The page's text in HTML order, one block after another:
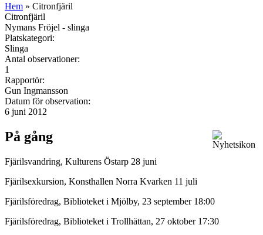
Hem » Citronfjäril
Citronfjäril
Nymans Fröjel - slinga
Platskategori:
Slinga
Antal observationer:
1
Rapportör:
Gun Ingmansson
Datum för observation:
6 juni 2012
På gång
Fjärilsvandring, Kulturens Östarp 28 juni
Fjärilsexkursion, Konsthallen Norra Kvarken 11 juli
Fjärilsföredrag, Biblioteket i Mjölby, 23 september 18:00
Fjärilsföredrag, Biblioteket i Trollhättan, 27 oktober 17:30